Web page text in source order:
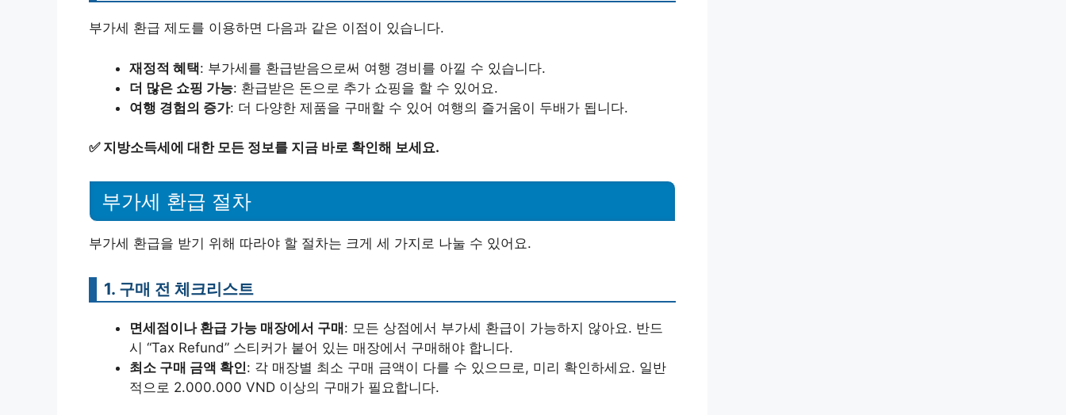
부가세 환급 제도를 이용하면 다음과 같은 이점이 있습니다.
재정적 혜택: 부가세를 환급받음으로써 여행 경비를 아낄 수 있습니다.
더 많은 쇼핑 가능: 환급받은 돈으로 추가 쇼핑을 할 수 있어요.
여행 경험의 증가: 더 다양한 제품을 구매할 수 있어 여행의 즐거움이 두배가 됩니다.
✅ 지방소득세에 대한 모든 정보를 지금 바로 확인해 보세요.
부가세 환급 절차
부가세 환급을 받기 위해 따라야 할 절차는 크게 세 가지로 나눌 수 있어요.
1. 구매 전 체크리스트
면세점이나 환급 가능 매장에서 구매 : 모든 상점에서 부가세 환급이 가능하지 않아요. 반드
시 “Tax Refund” 스티커가 붙어 있는 매장에서 구매해야 합니다.
최소 구매 금액 확인: 각 매장별 최소 구매 금액이 다를 수 있으므로, 미리 확인하세요. 일반
적으로 2.000.000 VND 이상의 구매가 필요합니다.